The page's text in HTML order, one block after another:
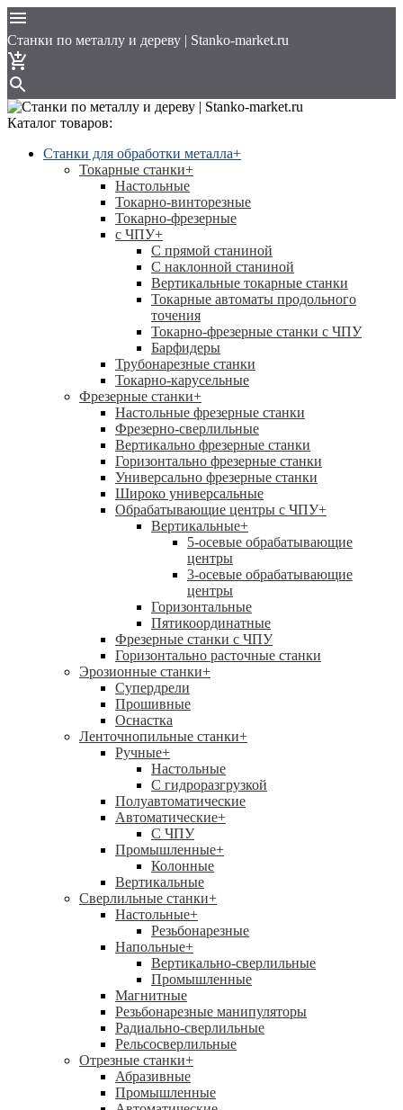
Cтанки по металлу и дереву | Stanko-market.ru
Каталог товаров:
Станки для обработки металла+
Токарные станки+
Настольные
Токарно-винторезные
Токарно-фрезерные
с ЧПУ+
С прямой станиной
C наклонной станиной
Вертикальные токарные станки
Токарные автоматы продольного
точения
Токарно-фрезерные станки с ЧПУ
Барфидеры
Трубонарезные станки
Токарно-карусельные
Фрезерные станки+
Настольные фрезерные станки
Фрезерно-сверлильные
Вертикально фрезерные станки
Горизонтально фрезерные станки
Универсально фрезерные станки
Широко универсальные
Обрабатывающие центры с ЧПУ+
Вертикальные+
5-осевые обрабатывающие
центры
3-осевые обрабатывающие
центры
Горизонтальные
Пятикоординатные
Фрезерные станки с ЧПУ
Горизонтально расточные станки
Эрозионные станки+
Супердрели
Прошивные
Оснастка
Ленточнопильные станки+
Ручные+
Настольные
С гидроразгрузкой
Полуавтоматические
Автоматические+
С ЧПУ
Промышленные+
Колонные
Вертикальные
Сверлильные станки+
Настольные+
Резьбонарезные
Напольные+
Вертикально-сверлильные
Промышленные
Магнитные
Резьбонарезные манипуляторы
Радиально-сверлильные
Рельсосверлильные
Отрезные станки+
Абразивные
Промышленные